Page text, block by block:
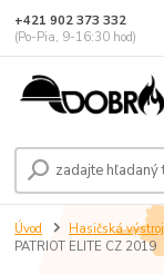
+421 902 373 332
(Po-Pia, 9-16:30 hod)
Úvod Hasičská výstroj
PATRIOT ELITE CZ 2019